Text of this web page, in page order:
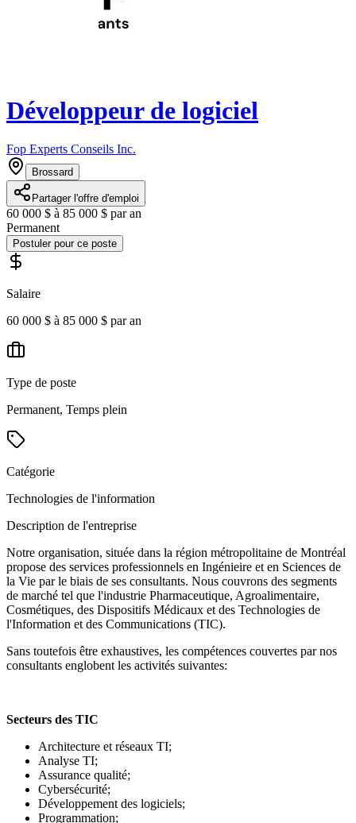
Développeur de logiciel
Fop Experts Conseils Inc.
Brossard
Partager l'offre d'emploi
60 000 $ à 85 000 $ par an
Permanent
Postuler pour ce poste
Salaire
60 000 $ à 85 000 $ par an
Type de poste
Permanent, Temps plein
Catégorie
Technologies de l'information
Description de l'entreprise
Notre organisation, située dans la région métropolitaine de Montréal
propose des services professionnels en Ingénieire et en Sciences de
la Vie par le biais de ses consultants. Nous couvrons des segments
de marché tel que l'industrie Pharmaceutique, Agroalimentaire,
Cosmétiques, des Dispositifs Médicaux et des Technologies de
l'Information et des Communications (TIC).
Sans toutefois être exhaustives, les compétences couvertes par nos
consultants englobent les activités suivantes:
Secteurs des TIC
Architecture et réseaux TI;
Analyse TI;
Assurance qualité;
Cybersécurité;
Développement des logiciels;
Programmation;